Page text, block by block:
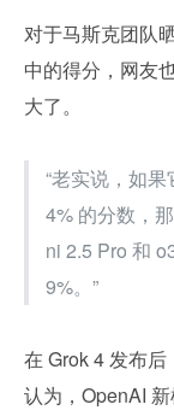
对于马斯克团队
中的得分，网友
大了。
“老实说，如
4% 的分数，
ni 2.5 Pro 和
9%。”
在 Grok 4 发布
认为，OpenAI